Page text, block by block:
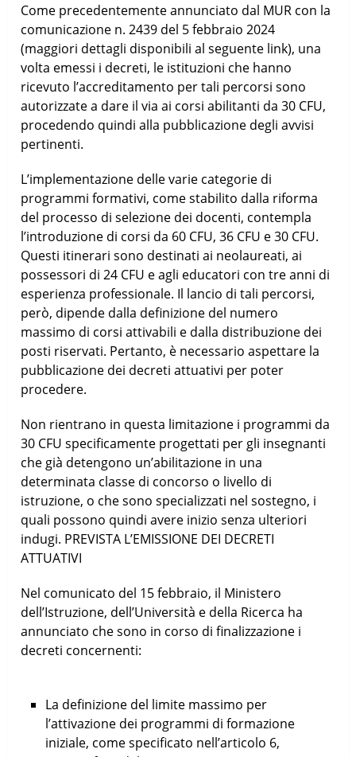
Come precedentemente annunciato dal MUR con la
comunicazione n. 2439 del 5 febbraio 2024
(maggiori dettagli disponibili al seguente link), una
volta emessi i decreti, le istituzioni che hanno
ricevuto l’accreditamento per tali percorsi sono
autorizzate a dare il via ai corsi abilitanti da 30 CFU,
procedendo quindi alla pubblicazione degli avvisi
pertinenti.
L’implementazione delle varie categorie di
programmi formativi, come stabilito dalla riforma
del processo di selezione dei docenti, contempla
l’introduzione di corsi da 60 CFU, 36 CFU e 30 CFU.
Questi itinerari sono destinati ai neolaureati, ai
possessori di 24 CFU e agli educatori con tre anni di
esperienza professionale. Il lancio di tali percorsi,
però, dipende dalla definizione del numero
massimo di corsi attivabili e dalla distribuzione dei
posti riservati. Pertanto, è necessario aspettare la
pubblicazione dei decreti attuativi per poter
procedere.
Non rientrano in questa limitazione i programmi da
30 CFU specificamente progettati per gli insegnanti
che già detengono un’abilitazione in una
determinata classe di concorso o livello di
istruzione, o che sono specializzati nel sostegno, i
quali possono quindi avere inizio senza ulteriori
indugi. PREVISTA L’EMISSIONE DEI DECRETI
ATTUATIVI
Nel comunicato del 15 febbraio, il Ministero
dell’Istruzione, dell’Università e della Ricerca ha
annunciato che sono in corso di finalizzazione i
decreti concernenti:
La definizione del limite massimo per
l’attivazione dei programmi di formazione
iniziale, come specificato nell’articolo 6,